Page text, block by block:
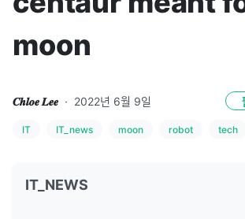
moon
𝑪𝒉𝒍𝒐𝒆 𝑳𝒆𝒆 · 2022년 6월 9일
IT IT_news moon robot tech
IT_NEWS